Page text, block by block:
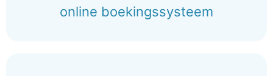
online boekingssysteem